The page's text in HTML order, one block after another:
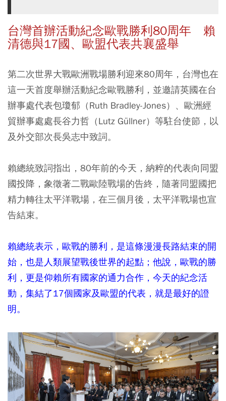
台灣首辦活動紀念歐戰勝利80周年 賴
清德與17國、歐盟代表共襄盛舉
第二次世界大戰歐洲戰場勝利迎來80周年，台灣也在
這一天首度舉辦活動紀念歐戰勝利，並邀請英國在台
辦事處代表包瓊郁（Ruth Bradley-Jones）、歐洲經
貿辦事處處長谷力哲（Lutz Güllner）等駐台使節，以
及外交部次長吳志中致詞。
賴總統致詞指出，80年前的今天，納粹的代表向同盟
國投降，象徵著二戰歐陸戰場的告終，隨著同盟國把
精力轉往太平洋戰場，在三個月後，太平洋戰場也宣
告結束。
賴總統表示，歐戰的勝利，是這條漫漫長路結束的開
始，也是人類展望戰後世界的起點；他說，歐戰的勝
利，更是仰賴所有國家的通力合作，今天的紀念活
動，集結了17個國家及歐盟的代表，就是最好的證
明。